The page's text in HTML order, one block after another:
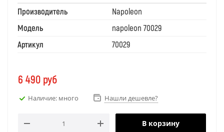
Производитель
Napoleon
Модель
napoleon 70029
Артикул
70029
6 490 руб
Наличие: много Нашли дешевле?
В корзину